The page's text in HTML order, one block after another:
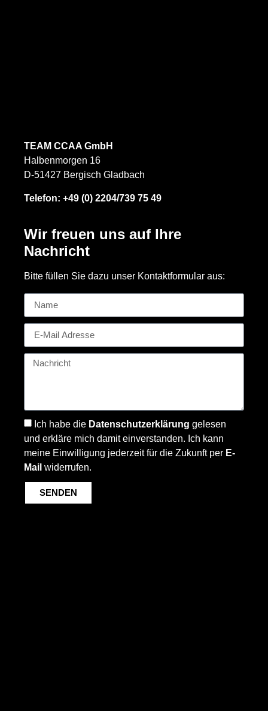
TEAM CCAA GmbH
Halbenmorgen 16
D-51427 Bergisch Gladbach
Telefon: +49 (0) 2204/739 75 49
Wir freuen uns auf Ihre
Nachricht
Bitte füllen Sie dazu unser Kontaktformular aus:
Ich habe die Datenschutzerklärung gelesen
und erkläre mich damit einverstanden. Ich kann
meine Einwilligung jederzeit für die Zukunft per E-
Mail widerrufen.
SENDEN